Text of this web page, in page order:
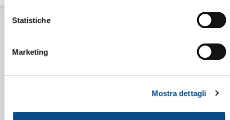
Statistiche
Marketing
Mostra dettagli